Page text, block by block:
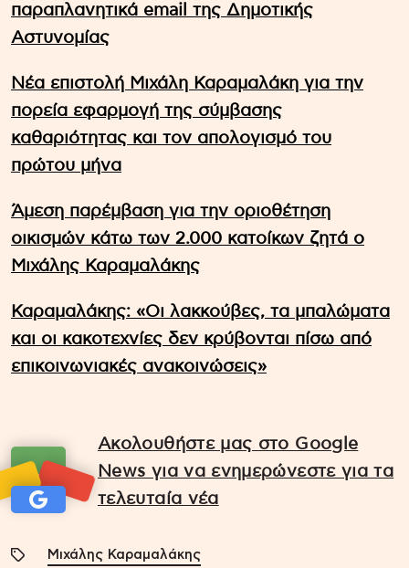
παραπλανητικά email της Δημοτικής
Αστυνομίας
Νέα επιστολή Μιχάλη Καραμαλάκη για την
πορεία εφαρμογή της σύμβασης
καθαριότητας και τον απολογισμό του
πρώτου μήνα
Άμεση παρέμβαση για την οριοθέτηση
οικισμών κάτω των 2.000 κατοίκων ζητά ο
Μιχάλης Καραμαλάκης
Καραμαλάκης: «Οι λακκούβες, τα μπαλώματα
και οι κακοτεχνίες δεν κρύβονται πίσω από
επικοινωνιακές ανακοινώσεις»
Ακολουθήστε μας στο Google
News για να ενημερώνεστε για τα
τελευταία νέα
Μιχάλης Καραμαλάκης